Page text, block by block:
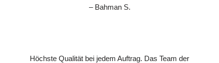
– Bahman S.
Höchste Qualität bei jedem Auftrag. Das Team der